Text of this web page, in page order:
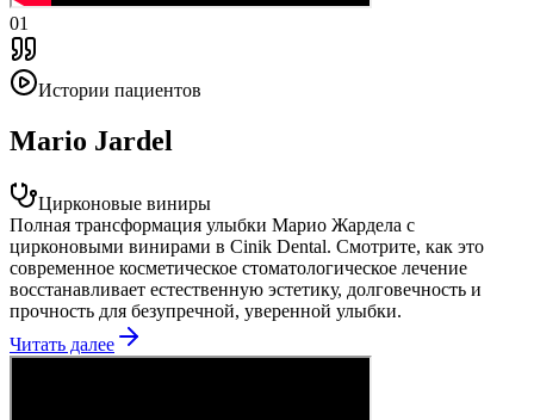
01
Истории пациентов
Mario Jardel
Цирконовые виниры
Полная трансформация улыбки Марио Жардела с
цирконовыми винирами в Cinik Dental. Смотрите, как это
современное косметическое стоматологическое лечение
восстанавливает естественную эстетику, долговечность и
прочность для безупречной, уверенной улыбки.
Читать далее